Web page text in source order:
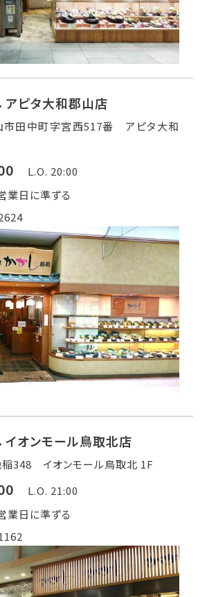
アピタ大和郡山店
市田中町字宮西517番 アピタ大和
L.O. 20:00
業日に準ずる
イオンモール鳥取北店
348 イオンモール鳥取北 1F
L.O. 21:00
業日に準ずる